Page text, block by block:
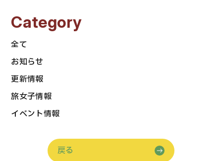
Category
全て
お知らせ
更新情報
旅女子情報
イベント情報
戻る